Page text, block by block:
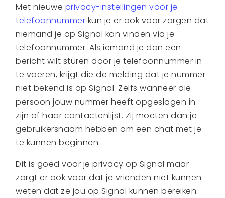
Met nieuwe privacy-instellingen voor je
telefoonnummer kun je er ook voor zorgen dat
niemand je op Signal kan vinden via je
telefoonnummer. Als iemand je dan een
bericht wilt sturen door je telefoonnummer in
te voeren, krijgt die de melding dat je nummer
niet bekend is op Signal. Zelfs wanneer die
persoon jouw nummer heeft opgeslagen in
zijn of haar contactenlijst. Zij moeten dan je
gebruikersnaam hebben om een chat met je
te kunnen beginnen.
Dit is goed voor je privacy op Signal maar
zorgt er ook voor dat je vrienden niet kunnen
weten dat ze jou op Signal kunnen bereiken.